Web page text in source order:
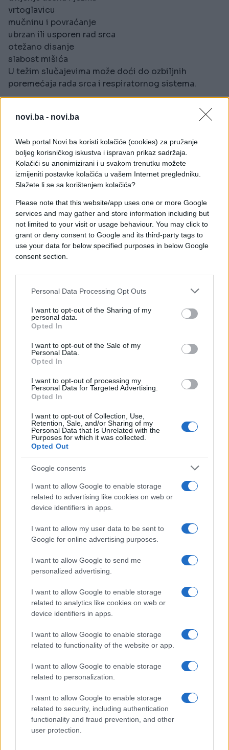
novi.ba - novi.ba
Web portal Novi.ba koristi kolačiće (cookies) za pružanje
boljeg korisničkog iskustva i ispravan prikaz sadržaja.
Kolačići su anonimizirani i u svakom trenutku možete
izmijeniti postavke kolačića u vašem Internet pregledniku.
Slažete li se sa korištenjem kolačića?
Please note that this website/app uses one or more Google
services and may gather and store information including but
not limited to your visit or usage behaviour. You may click to
grant or deny consent to Google and its third-party tags to
use your data for below specified purposes in below Google
consent section.
Personal Data Processing Opt Outs
I want to opt-out of the Sharing of my
personal data.
Opted In
I want to opt-out of the Sale of my
Personal Data.
Opted In
I want to opt-out of processing my
Personal Data for Targeted Advertising.
Opted In
I want to opt-out of Collection, Use,
Retention, Sale, and/or Sharing of my
Personal Data that Is Unrelated with the
Purposes for which it was collected.
Opted Out
Google consents
I want to allow Google to enable storage
related to advertising like cookies on web or
device identifiers in apps.
I want to allow my user data to be sent to
Google for online advertising purposes.
I want to allow Google to send me
personalized advertising.
I want to allow Google to enable storage
related to analytics like cookies on web or
device identifiers in apps.
I want to allow Google to enable storage
related to functionality of the website or app.
I want to allow Google to enable storage
related to personalization.
I want to allow Google to enable storage
related to security, including authentication
functionality and fraud prevention, and other
user protection.
vrtoglavicu
mučninu i povraćanje
ubrzan ili usporen rad srca
otežano disanje
slabost mišića
U težim slučajevima može doći do ozbiljnih
poremećaja rada srca i respiratornog sistema.
reagovati odmah.
1. Operite kožu što prije
Mjesto kontakta odmah isperite velikom količinom
vode i sapuna. Nemojte snažno trljati kožu jer to
može olakšati prodiranje toksina.
2. Ne dodirujte lice
Posebno izbjegavajte dodirivanje očiju, nosa i usta
3. Skinite odjeću koja je bila u kontaktu s biljkom
Ako je biljka dodirnula odjeću ili rukavice, pažljivo
ih skinite i operite prije ponovne upotrebe.
4. Pratite moguće simptome
disanjem ili srčane tegobe, odmah potražite hitnu
medicinsku pomoć.
Mnoge otrovne biljke upravo zbog svoje ljepote
privlače pažnju ljudi. Jedić je jedan od najboljih
primjera koliko priroda može biti varljiva – cvijet
koji izgleda nježno i elegantno, a sadrži jedan od
najjačih biljnih otrova poznatih čovjeku.
Zbog toga stručnjaci savjetuju da ne dodirujete
nepoznate biljke golim rukama, naročito tokom
planinarenja, šetnje prirodom ili rada u vrtu.
#bašta